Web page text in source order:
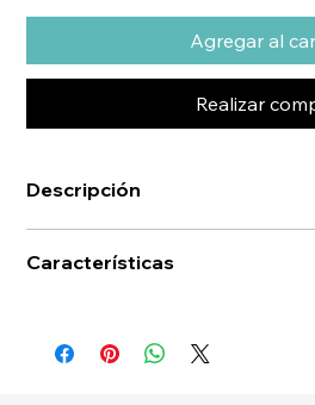
Agregar al
Realizar
Descripción
Características